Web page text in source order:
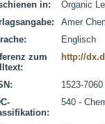
in:
Organic
Amer
Englisch
zum
http://
1523-7060
540 -